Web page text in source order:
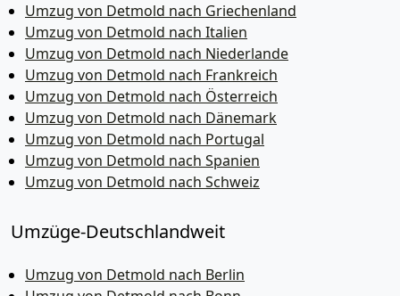
Umzug von Detmold nach Griechenland
Umzug von Detmold nach Italien
Umzug von Detmold nach Niederlande
Umzug von Detmold nach Frankreich
Umzug von Detmold nach Österreich
Umzug von Detmold nach Dänemark
Umzug von Detmold nach Portugal
Umzug von Detmold nach Spanien
Umzug von Detmold nach Schweiz
Umzüge-Deutschlandweit
Umzug von Detmold nach Berlin